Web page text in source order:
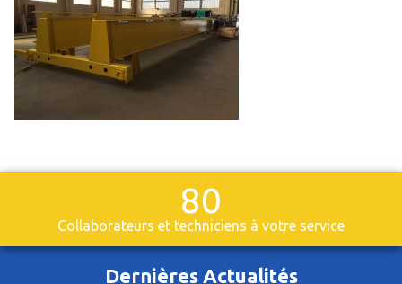
80
Collaborateurs et techniciens à votre service
Dernières Actualités